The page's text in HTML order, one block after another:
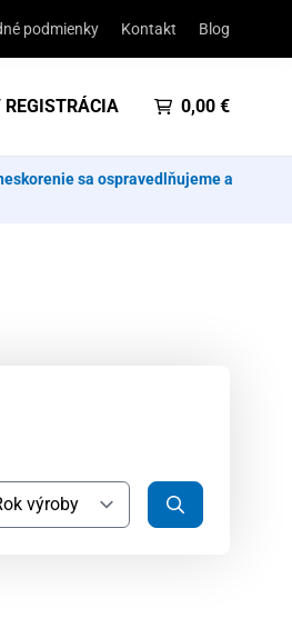
podmienky Kontakt Blog
REGISTRÁCIA 0,00 €
sa ospravedlňujeme a